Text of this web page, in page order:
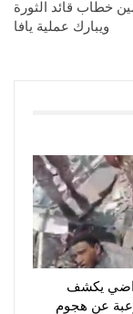
خطاب قائد الثورة
ويبارك عملية يافا
يكشف
عن هجوم